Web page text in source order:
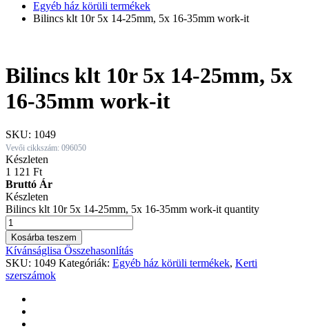
Egyéb ház körüli termékek
Bilincs klt 10r 5x 14-25mm, 5x 16-35mm work-it
Bilincs klt 10r 5x 14-25mm, 5x
16-35mm work-it
SKU: 1049
Vevői cikkszám: 096050
Készleten
1 121 Ft
Bruttó Ár
Készleten
Bilincs klt 10r 5x 14-25mm, 5x 16-35mm work-it quantity
Kosárba teszem
Kívánságlisa Összehasonlítás
SKU: 1049 Kategóriák: Egyéb ház körüli termékek, Kerti
szerszámok